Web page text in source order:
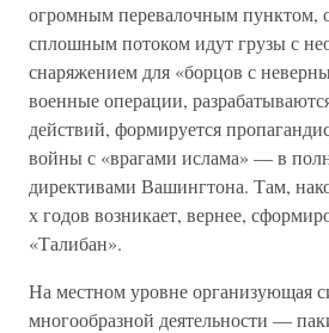
огромным перевалочным пунктом,
сплошным потоком идут грузы с
снаряжением для «борцов с
военные операции,
действий, формируется
войны с «врагами ислама» — в
директивами Вашингтона. Там,
х годов возникает, вернее,
«Талибан».
На местном уровне организующая
многообразной деятельности —